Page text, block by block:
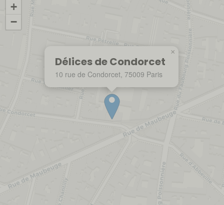
Délices de Condorcet
10 rue de Condorcet, 75009 Paris
×
+
−